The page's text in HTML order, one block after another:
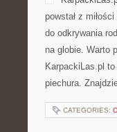
powstał z
do odkrywania
na globie. Warto
KarpackiLas.pl
piechura.
CATEGORIES: